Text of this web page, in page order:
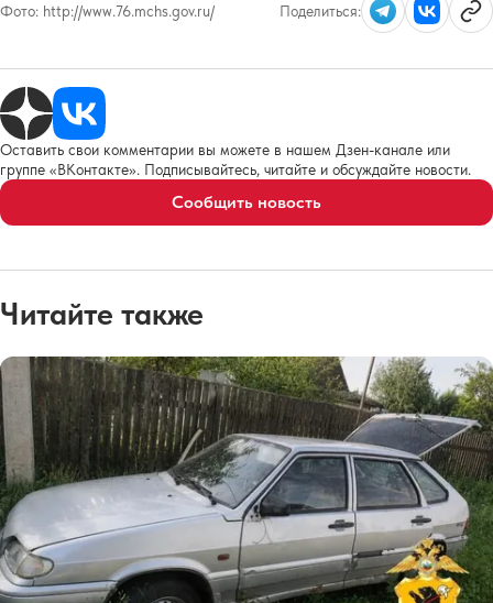
Фото: http://www.76.mchs.gov.ru/ Поделиться:
Оставить свои комментарии вы можете в нашем Дзен-канале или
группе «ВКонтакте». Подписывайтесь, читайте и обсуждайте новости.
Сообщить новость
Читайте также